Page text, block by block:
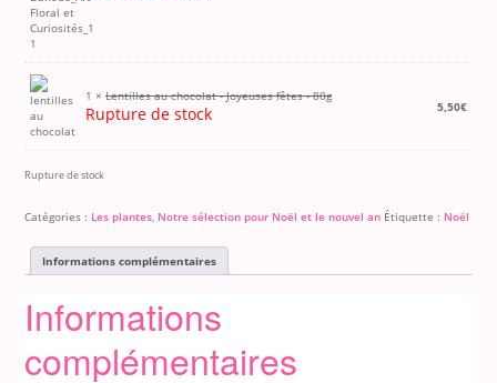
1 × Lentilles au chocolat - Joyeuses fêtes - 80g
Rupture de stock 5,50€
Rupture de stock
Catégories : Les plantes, Notre sélection pour Noël et le nouvel an Étiquette : Noël
Informations complémentaires
Informations
complémentaires